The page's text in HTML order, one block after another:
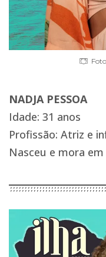
NADJA PESSOA
Idade: 31 anos
Profissão: Atriz e
Nasceu e mora em